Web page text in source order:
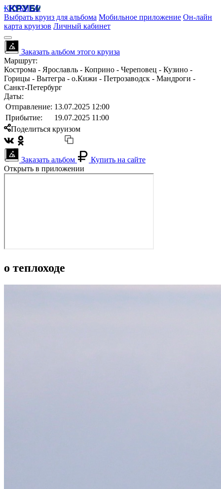
КРУБИСС
Выбрать круиз для альбома Мобильное приложение Он-лайн
карта круизов Личный кабинет
Заказать альбом этого круиза
Маршрут:
Кострома - Ярославль - Коприно - Череповец - Кузино -
Горицы - Вытегра - о.Кижи - Петрозаводск - Мандроги -
Санкт-Петербург
Даты:
Отправление: 13.07.2025 12:00
Прибытие:
19.07.2025 11:00
Поделиться круизом
Заказать альбом
Купить на сайте
Открыть в приложении
о теплоходе